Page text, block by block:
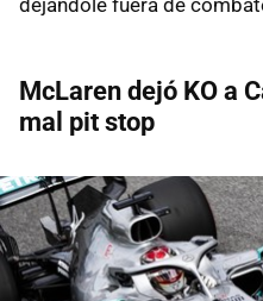
McLaren dejó KO a
mal pit stop